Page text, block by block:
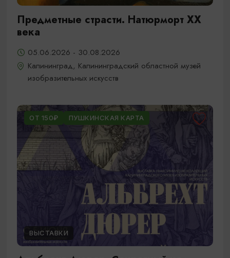
Предметные страсти. Натюрморт XX
века
05.06.2026 - 30.08.2026
Калининград, Калининградский областной музей
изобразительных искусств
ОТ 150₽ ПУШКИНСКАЯ КАРТА
ВЫСТАВКИ